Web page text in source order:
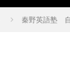
秦野英語塾